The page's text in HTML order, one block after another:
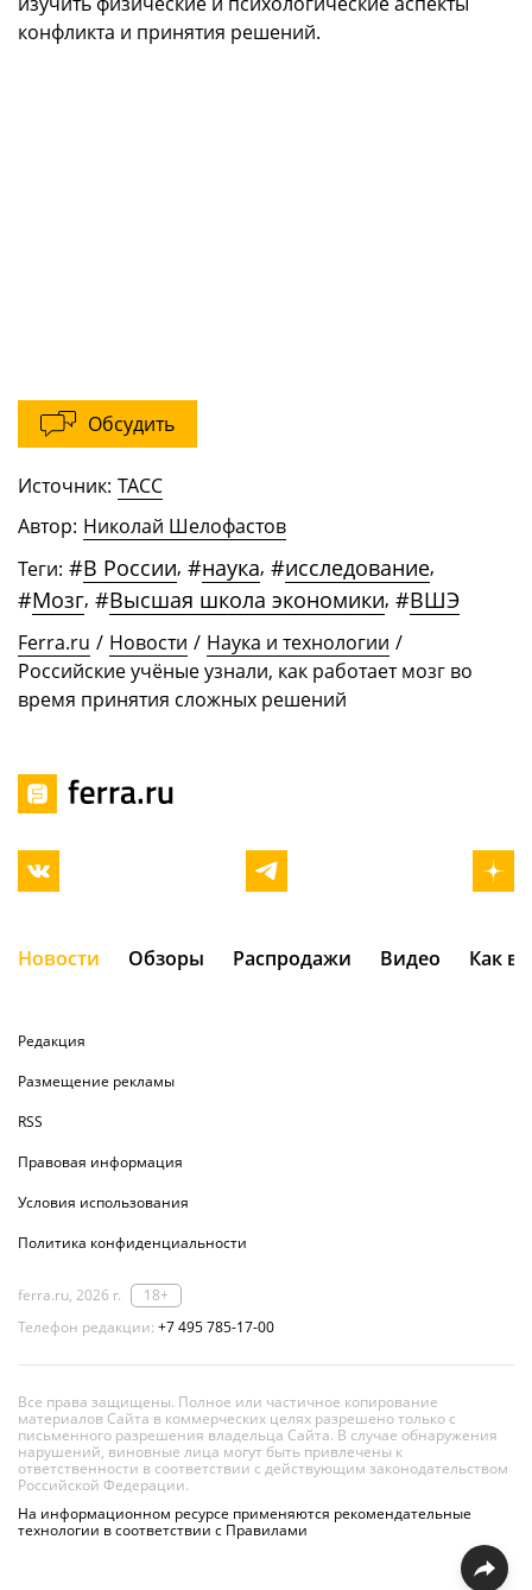
конфликта и принятия решений.
Обсудить
Источник: ТАСС
Автор: Николай Шелофастов
Теги: #В России, #наука, #исследование,
#Мозг, #Высшая школа экономики, #ВШЭ
Ferra.ru / Новости / Наука и технологии /
Российские учёные узнали, как работает мозг во
время принятия сложных решений
Новости Обзоры Распродажи Видео Как
Редакция
Размещение рекламы
RSS
Правовая информация
Условия использования
Политика конфиденциальности
ferra.ru, 2026 г.
18+
Телефон редакции: +7 495 785-17-00
Все права защищены. Полное или частичное копирование
материалов Сайта в коммерческих целях разрешено только с
письменного разрешения владельца Сайта. В случае обнаружения
нарушений, виновные лица могут быть привлечены к
ответственности в соответствии с действующим законодательством
Российской Федерации.
На информационном ресурсе применяются рекомендательные
технологии в соответствии с Правилами